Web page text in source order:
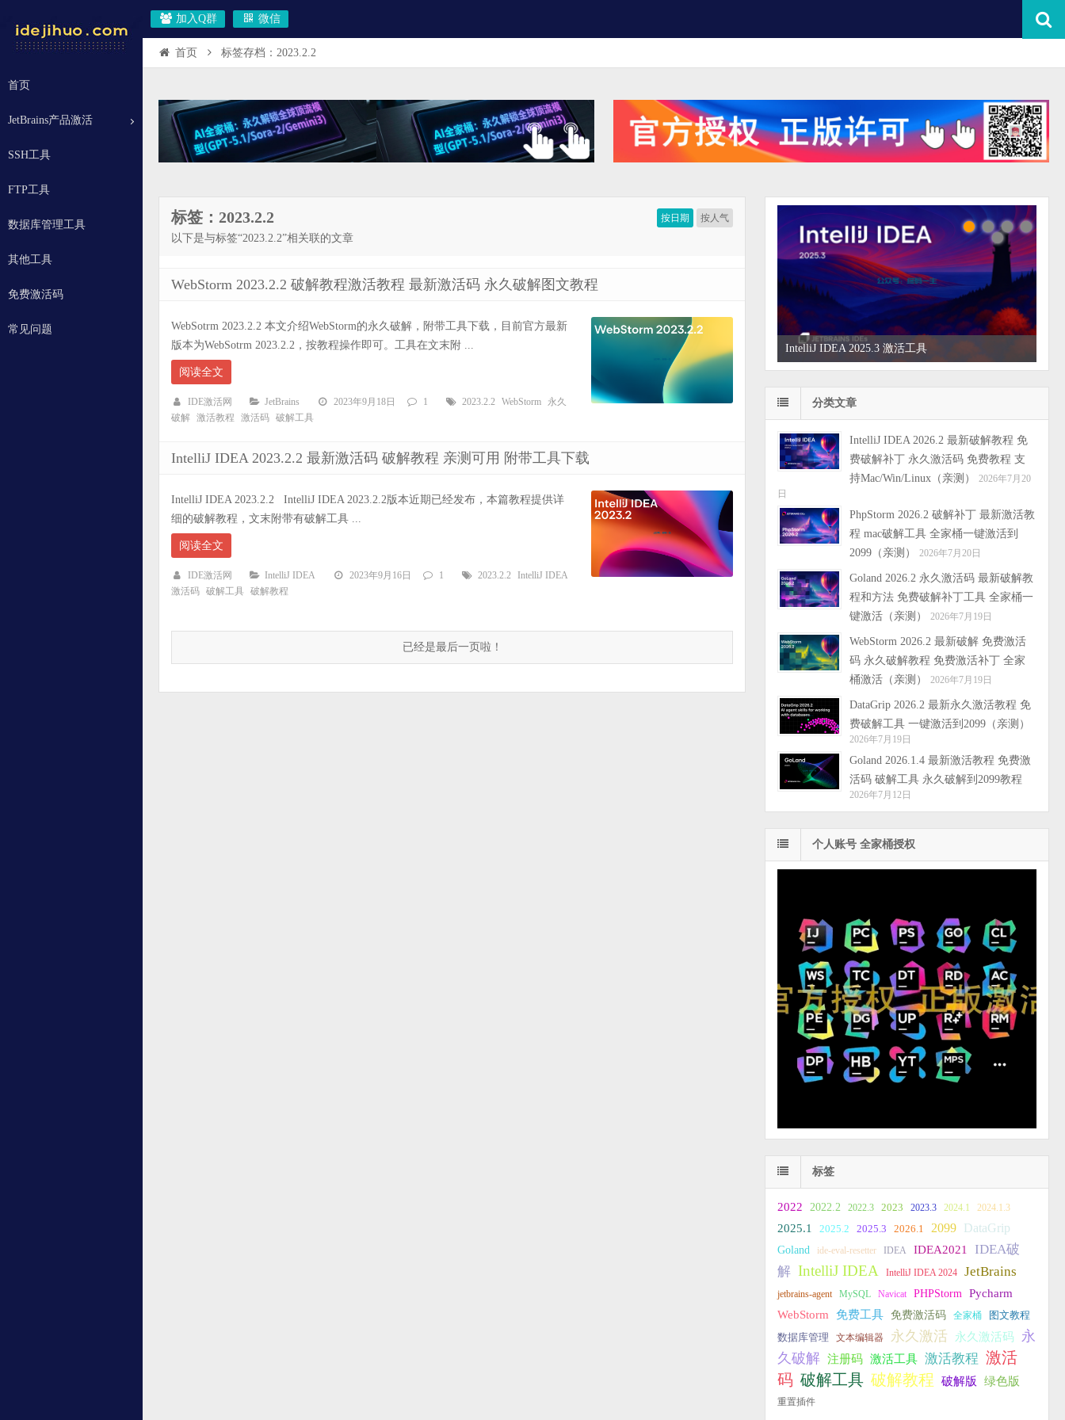
加入Q群 微信
首页
JetBrains产品激活
SSH工具
FTP工具
数据库管理工具
其他工具
免费激活码
常见问题
首页 标签存档：2023.2.2
按日期 按人气
标签：2023.2.2
以下是与标签“2023.2.2”相关联的文章
WebStorm 2023.2.2 破解教程激活教程 最新激活码 永久破解图文教程
WebSotrm 2023.2.2 本文介绍WebStorm的永久破解，附带工具下载，目前官方最新
版本为WebSotrm 2023.2.2，按教程操作即可。工具在文末附 ...
阅读全文
IDE激活网 JetBrains 2023年9月18日 1 2023.2.2 WebStorm
永久
破解 激活教程 激活码 破解工具
IntelliJ IDEA 2023.2.2 最新激活码 破解教程 亲测可用 附带工具下载
IntelliJ IDEA 2023.2.2 IntelliJ IDEA 2023.2.2版本近期已经发布，本篇教程提供详
细的破解教程，文末附带有破解工具 ...
阅读全文
IDE激活网 IntelliJ IDEA 2023年9月16日 1 2023.2.2
IntelliJ IDEA
激活码 破解工具 破解教程
已经是最后一页啦！
IntelliJ IDEA 2025.3 激活工具
分类文章
IntelliJ IDEA 2026.2 最新破解教程 免
费破解补丁 永久激活码 免费教程 支
持Mac/Win/Linux（亲测）
2026年7月20
日
PhpStorm 2026.2 破解补丁 最新激活教
程 mac破解工具 全家桶一键激活到
2099（亲测）
2026年7月20日
Goland 2026.2 永久激活码 最新破解教
程和方法 免费破解补丁工具 全家桶一
键激活（亲测）
2026年7月19日
WebStorm 2026.2 最新破解 免费激活
码 永久破解教程 免费激活补丁 全家
桶激活（亲测）
2026年7月19日
DataGrip 2026.2 最新永久激活教程 免
费破解工具 一键激活到2099（亲测）
2026年7月19日
Goland 2026.1.4 最新激活教程 免费激
活码 破解工具 永久破解到2099教程
2026年7月12日
个人账号 全家桶授权
标签
2022 2022.2 2022.3 2023 2023.3 2024.1 2024.1.3
2025.1 2025.2 2025.3 2026.1 2099 DataGrip
Goland ide-eval-resetter IDEA IDEA2021
IDEA破
解 IntelliJ IDEA IntelliJ IDEA 2024 JetBrains
jetbrains-agent MySQL Navicat PHPStorm Pycharm
WebStorm 免费工具 免费激活码 全家桶 图文教程
数据库管理 文本编辑器 永久激活 永久激活码
永
久破解 注册码 激活工具 激活教程 激活
码 破解工具 破解教程 破解版 绿色版
重置插件